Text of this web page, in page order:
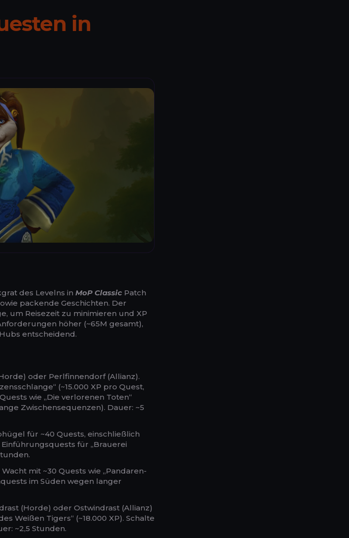
in
des Levelns in MoP Classic Patch
packende Geschichten. Der
um Reisezeit zu minimieren und XP
höher (~65M gesamt),
entscheidend.
oder Perlfinnendorf (Allianz).
(~15.000 XP pro Quest,
wie „Die verlorenen Toten“
Zwischensequenzen). Dauer: ~5
für ~40 Quests, einschließlich
Einführungsquests für „Brauerei
Wacht mit ~30 Quests wie „Pandaren-
im Süden wegen langer
(Horde) oder Ostwindrast (Allianz)
Weißen Tigers“ (~18.000 XP). Schalte
~2,5 Stunden.